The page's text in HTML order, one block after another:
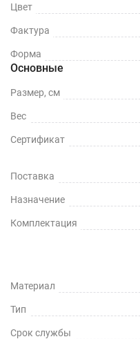
пролитых жидкостей.
ПОДХОДИТ ДЛЯ
Можно
гранит, металл и
скатерти толщиной 2
рекомендуем
обеденного стола,
деревянных столов.
ОБЕДЕННЫЙ СТОЛ
С ГЛЯНЦЕВОЙ
СО СТЕКЛЯННОЙ
ОФИСНЫЙ СТОЛ
Цвет
Фактура
Форма
Основные
Размер, см
Вес
Сертификат
Поставка
Назначение
Комплектация
Материал
Тип
Срок службы